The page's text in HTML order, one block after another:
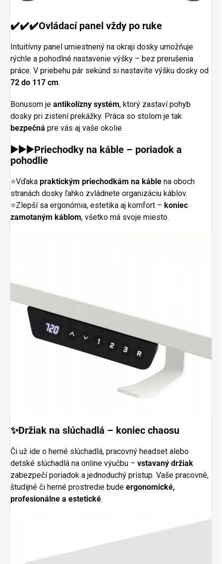
✔️✔️✔️Ovládací panel vždy po ruke
Intuitívny panel umiestnený na okraji dosky umožňuje
rýchle a pohodlné nastavenie výšky – bez prerušenia
práce. V priebehu pár sekúnd si nastavíte výšku dosky od
72 do 117 cm.
Bonusom je antikolízny systém, ktorý zastaví pohyb
dosky pri zistení prekážky. Práca so stolom je tak
bezpečná pre vás aj vaše okolie.
▶️▶️▶️Priechodky na káble – poriadok a
pohodlie
⭐Vďaka praktickým priechodkám na káble na oboch
stranách dosky ľahko zvládnete organizáciu káblov.
⭐Zlepší sa ergonómia, estetika aj komfort – koniec
zamotaným káblom, všetko má svoje miesto.
✨Držiak na slúchadlá – koniec chaosu
Či už ide o herné slúchadlá, pracovný headset alebo
detské slúchadlá na online výučbu – vstavaný držiak
zabezpečí poriadok a jednoduchý prístup. Vaše pracovné,
študijné či herné prostredie bude ergonomické,
profesionálne a estetické.